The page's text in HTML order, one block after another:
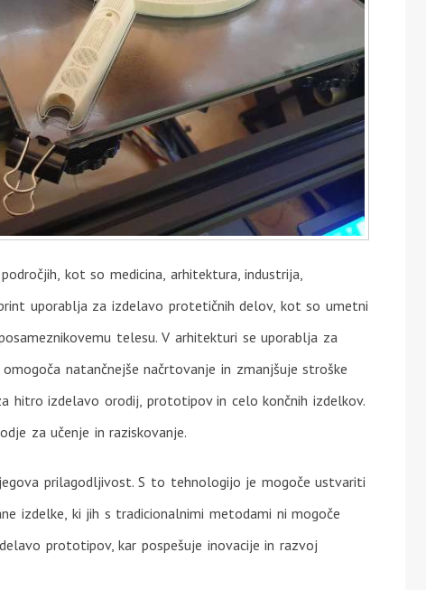
kot so medicina, arhitektura, industrija,
uporablja za izdelavo protetičnih delov, kot so umetni
telesu. V arhitekturi se uporablja za
natančnejše načrtovanje in zmanjšuje stroške
hitro izdelavo orodij, prototipov in celo končnih izdelkov.
za učenje in raziskovanje.
prilagodljivost. S to tehnologijo je mogoče ustvariti
izdelke, ki jih s tradicionalnimi metodami ni mogoče
prototipov, kar pospešuje inovacije in razvoj